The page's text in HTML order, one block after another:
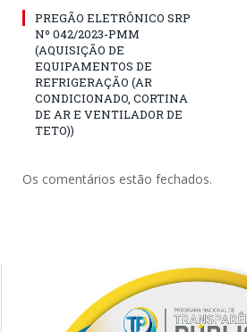
PREGÃO ELETRÔNICO SRP
Nº 042/2023-PMM
(AQUISIÇÃO DE
EQUIPAMENTOS DE
REFRIGERAÇÃO (AR
CONDICIONADO, CORTINA
DE AR E VENTILADOR DE
TETO))
Os comentários estão fechados.